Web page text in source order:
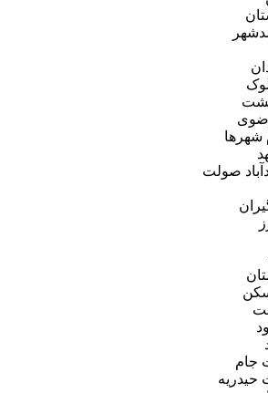
شهر‌ها
صولت
جام
حیدریه